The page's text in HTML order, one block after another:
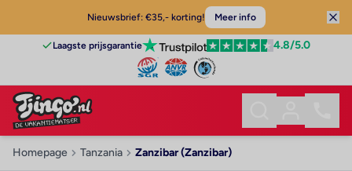
Nieuwsbrief: €35,- korting! Meer info
Laagste prijsgarantie 4.8/5.0
Homepage Tanzania Zanzibar (Zanzibar)